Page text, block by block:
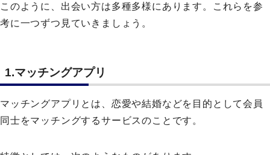
このように、出会い方は多種多様にあります。これらを参
考に一つずつ見ていきましょう。
1.マッチングアプリ
マッチングアプリとは、恋愛や結婚などを目的として会員
同士をマッチングするサービスのことです。